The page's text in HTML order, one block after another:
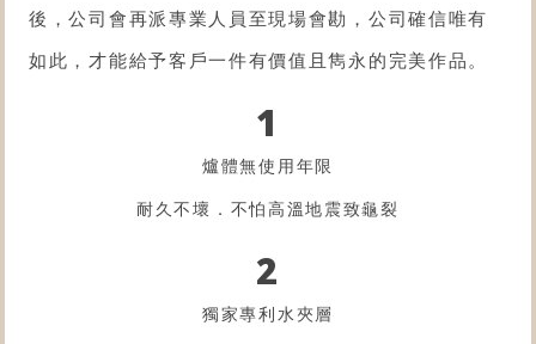
後，公司會再派專業人員至現場會勘，公司確信唯有
如此，才能給予客戶一件有價值且雋永的完美作品。
1
爐體無使用年限
耐久不壞．不怕高溫地震致龜裂
2
獨家專利水夾層